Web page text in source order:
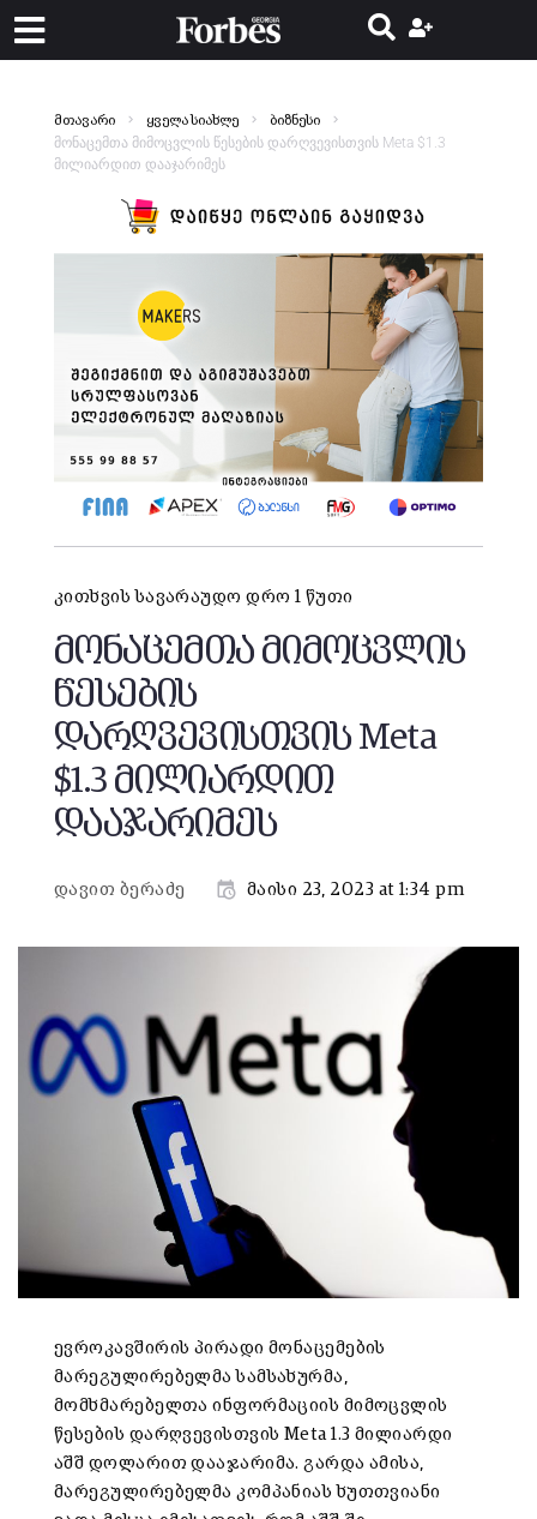
მთავარი ყველა სიახლე ბიზნესი
მონაცემთა მიმოცვლის წესების დარღვევისთვის Meta $1.3
მილიარდით დააჯარიმეს
კითხვის სავარაუდო დრო 1 წუთი
მონაცემთა მიმოცვლის
წესების
დარღვევისთვის Meta
$1.3 მილიარდით
დააჯარიმეს
დავით ბერაძე მაისი 23, 2023 at 1:34 pm
ევროკავშირის პირადი მონაცემების
მარეგულირებელმა სამსახურმა,
მომხმარებელთა ინფორმაციის მიმოცვლის
წესების დარღვევისთვის Meta 1.3 მილიარდი
აშშ დოლარით დააჯარიმა. გარდა ამისა,
მარეგულირებელმა კომპანიას ხუთთვიანი